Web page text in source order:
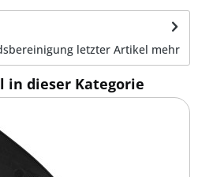
letzter Artikel mehr
in dieser Kategorie